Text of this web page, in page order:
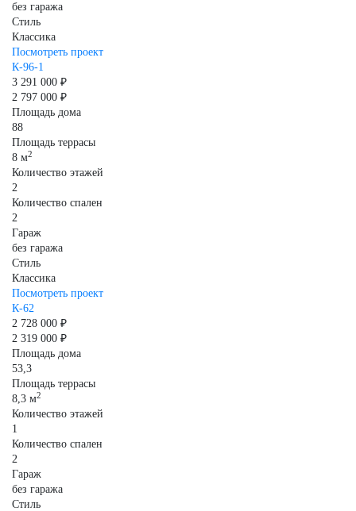
без гаража
Стиль
Классика
Посмотреть проект
К-96-1
3 291 000 ₽
2 797 000 ₽
Площадь дома
88
Площадь террасы
8 м2
Количество этажей
2
Количество спален
2
Гараж
без гаража
Стиль
Классика
Посмотреть проект
К-62
2 728 000 ₽
2 319 000 ₽
Площадь дома
53,3
Площадь террасы
8,3 м2
Количество этажей
1
Количество спален
2
Гараж
без гаража
Стиль